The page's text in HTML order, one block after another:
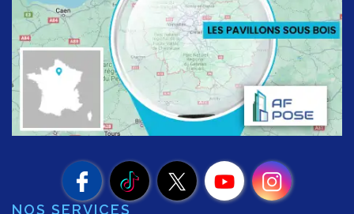
NOS SERVICES